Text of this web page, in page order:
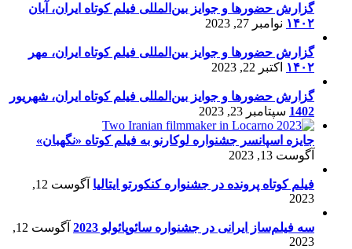
گزارش حضورها و جوایز بین‌المللی فیلم کوتاه ایران، آبان
۱۴۰۲ نوامبر 27, 2023
گزارش حضورها و جوایز بین‌المللی فیلم کوتاه ایران، مهر
۱۴۰۲ اکتبر 22, 2023
گزارش حضورها و جوایز بین‌المللی فیلم کوتاه ایران، شهریور
1402 سپتامبر 23, 2023
جایزه اسپانسر جشنواره لوکارنو به فیلم کوتاه «نگهبان»
آگوست 13, 2023
فیلم کوتاه پرونده در جشنواره کنکورتو ایتالیا
آگوست 12,
2023
سه فیلم‌ساز ایرانی در جشنواره سائوپائولو 2023
آگوست 12,
2023